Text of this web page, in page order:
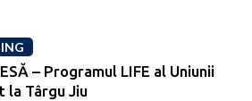
– Programul LIFE al Uniunii
la Târgu Jiu